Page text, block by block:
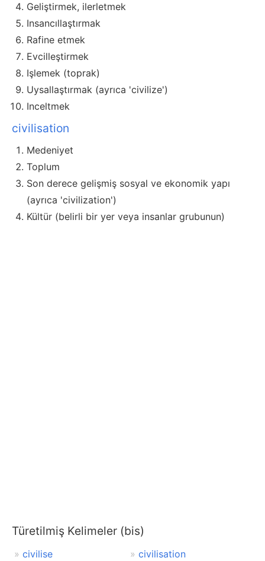
Geliştirmek, ilerletmek
Insancıllaştırmak
Rafine etmek
Evcilleştirmek
Işlemek (toprak)
Uysallaştırmak (ayrıca 'civilize')
Inceltmek
civilisation
Medeniyet
Toplum
Son derece gelişmiş sosyal ve ekonomik yapı
(ayrıca 'civilization')
Kültür (belirli bir yer veya insanlar grubunun)
Türetilmiş Kelimeler (bis)
civilise
civilisation